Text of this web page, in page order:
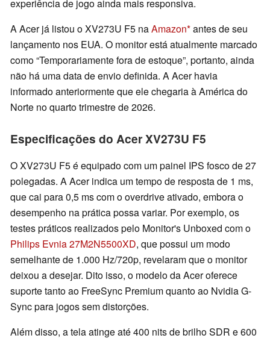
experiência de jogo ainda mais responsiva.
A Acer já listou o XV273U F5 naAmazon antes de seu
lançamento nos EUA. O monitor está atualmente marcado
como “Temporariamente fora de estoque”, portanto, ainda
não há uma data de envio definida. A Acer havia
informado anteriormente que ele chegaria à América do
Norte no quarto trimestre de 2026.
Especificações do Acer XV273U F5
O XV273U F5 é equipado com um painel IPS fosco de 27
polegadas. A Acer indica um tempo de resposta de 1 ms,
que cai para 0,5 ms com o overdrive ativado, embora o
desempenho na prática possa variar. Por exemplo, os
testes práticos realizados pelo Monitor's Unboxed com o
Philips Evnia 27M2N5500XD, que possui um modo
semelhante de 1.000 Hz/720p, revelaram que o monitor
deixou a desejar. Dito isso, o modelo da Acer oferece
suporte tanto ao FreeSync Premium quanto ao Nvidia G-
Sync para jogos sem distorções.
Além disso, a tela atinge até 400 nits de brilho SDR e 600